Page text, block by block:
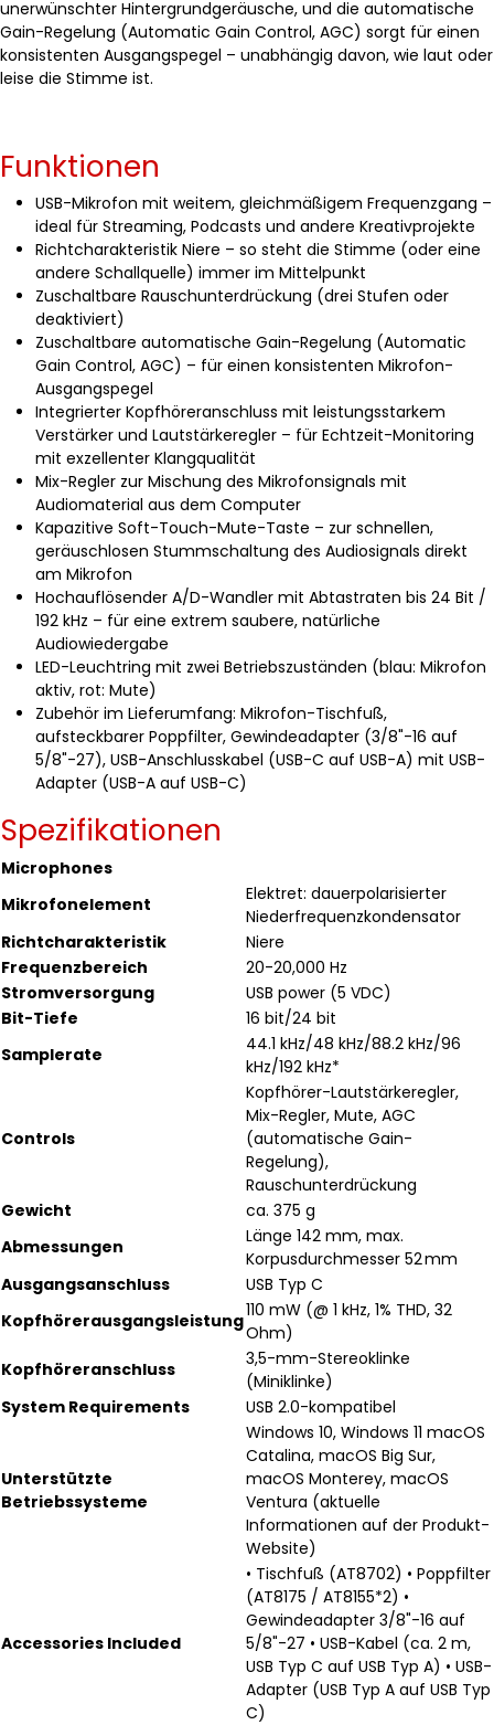
unerwünschter Hintergrundgeräusche, und die automatische
Gain-Regelung (Automatic Gain Control, AGC) sorgt für einen
konsistenten Ausgangspegel – unabhängig davon, wie laut oder
leise die Stimme ist.
Funktionen
USB-Mikrofon mit weitem, gleichmäßigem Frequenzgang –
ideal für Streaming, Podcasts und andere Kreativprojekte
Richtcharakteristik Niere – so steht die Stimme (oder eine
andere Schallquelle) immer im Mittelpunkt
Zuschaltbare Rauschunterdrückung (drei Stufen oder
deaktiviert)
Zuschaltbare automatische Gain-Regelung (Automatic
Gain Control, AGC) – für einen konsistenten Mikrofon-
Ausgangspegel
Integrierter Kopfhöreranschluss mit leistungsstarkem
Verstärker und Lautstärkeregler – für Echtzeit-Monitoring
mit exzellenter Klangqualität
Mix-Regler zur Mischung des Mikrofonsignals mit
Audiomaterial aus dem Computer
Kapazitive Soft-Touch-Mute-Taste – zur schnellen,
geräuschlosen Stummschaltung des Audiosignals direkt
am Mikrofon
Hochauflösender A/D-Wandler mit Abtastraten bis 24 Bit /
192 kHz – für eine extrem saubere, natürliche
Audiowiedergabe
LED-Leuchtring mit zwei Betriebszuständen (blau: Mikrofon
aktiv, rot: Mute)
Zubehör im Lieferumfang: Mikrofon-Tischfuß,
aufsteckbarer Poppfilter, Gewindeadapter (3/8"-16 auf
5/8"-27), USB-Anschlusskabel (USB-C auf USB-A) mit USB-
Adapter (USB-A auf USB-C)
Spezifikationen
Microphones
Mikrofonelement
Elektret: dauerpolarisierter
Niederfrequenzkondensator
Richtcharakteristik
Niere
Frequenzbereich
20-20,000 Hz
Stromversorgung
USB power (5 VDC)
Bit-Tiefe
16 bit/24 bit
Samplerate
44.1 kHz/48 kHz/88.2 kHz/96
kHz/192 kHz*
Controls
Kopfhörer-Lautstärkeregler,
Mix-Regler, Mute, AGC
(automatische Gain-
Regelung),
Rauschunterdrückung
Gewicht
ca. 375 g
Abmessungen
Länge 142 mm, max.
Korpusdurchmesser 52 mm
Ausgangsanschluss
USB Typ C
Kopfhörerausgangsleistung110 mW (@ 1 kHz, 1% THD, 32
Ohm)
Kopfhöreranschluss
3,5-mm-Stereoklinke
(Miniklinke)
System Requirements
USB 2.0-kompatibel
Unterstützte
Betriebssysteme
Windows 10, Windows 11 macOS
Catalina, macOS Big Sur,
macOS Monterey, macOS
Ventura (aktuelle
Informationen auf der Produkt-
Website)
Accessories Included
• Tischfuß (AT8702) • Poppfilter
(AT8175 / AT8155*2) •
Gewindeadapter 3/8"-16 auf
5/8"-27 • USB-Kabel (ca. 2 m,
USB Typ C auf USB Typ A) • USB-
Adapter (USB Typ A auf USB Typ
C)